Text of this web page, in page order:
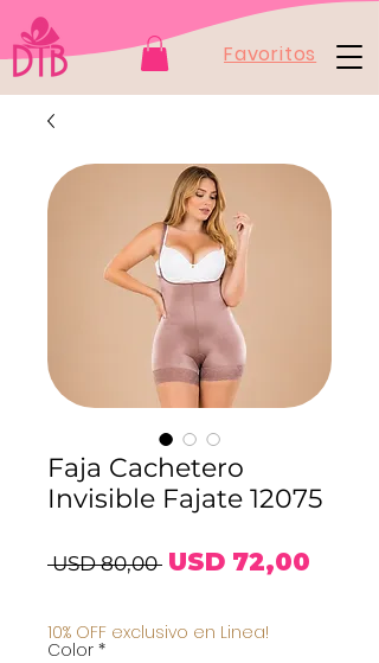
Favoritos
Faja Cachetero
Invisible Fajate 12075
USD 80,00 Precio
USD 72,00
10% OFF exclusivo en Linea!
Color *